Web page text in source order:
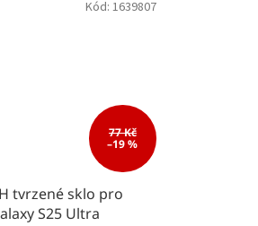
77 Kč
–19 %
tvrzené sklo pro
S25 Ultra
Kód: 1639807